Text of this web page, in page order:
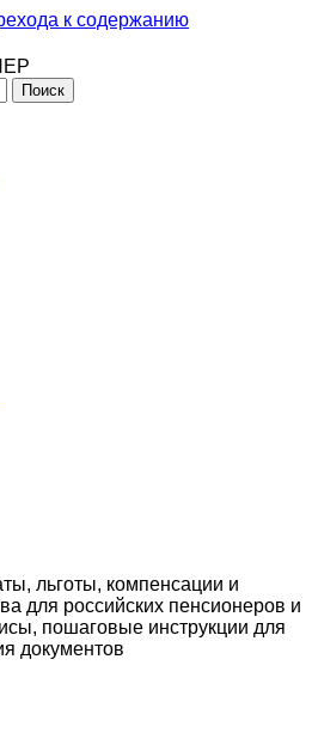
к содержанию
льготы, компенсации и
для российских пенсионеров и
пошаговые инструкции для
документов